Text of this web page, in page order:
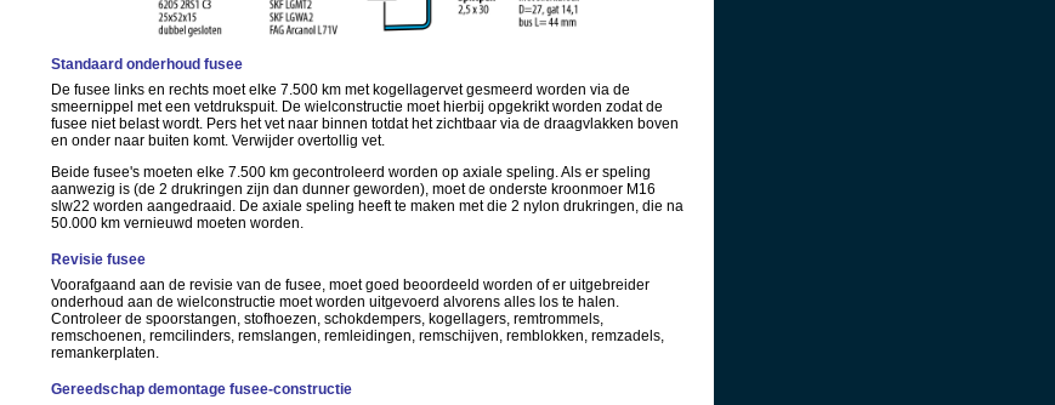
Standaard onderhoud fusee
De fusee links en rechts moet elke 7.500 km met kogellagervet gesmeerd worden via de
smeernippel met een vetdrukspuit. De wielconstructie moet hierbij opgekrikt worden zodat de
fusee niet belast wordt. Pers het vet naar binnen totdat het zichtbaar via de draagvlakken boven
en onder naar buiten komt. Verwijder overtollig vet.
Beide fusee's moeten elke 7.500 km gecontroleerd worden op axiale speling. Als er speling
aanwezig is (de 2 drukringen zijn dan dunner geworden), moet de onderste kroonmoer M16
slw22 worden aangedraaid. De axiale speling heeft te maken met die 2 nylon drukringen, die na
50.000 km vernieuwd moeten worden.
Revisie fusee
Voorafgaand aan de revisie van de fusee, moet goed beoordeeld worden of er uitgebreider
onderhoud aan de wielconstructie moet worden uitgevoerd alvorens alles los te halen.
Controleer de spoorstangen, stofhoezen, schokdempers, kogellagers, remtrommels,
remschoenen, remcilinders, remslangen, remleidingen, remschijven, remblokken, remzadels,
remankerplaten.
Gereedschap demontage fusee-constructie